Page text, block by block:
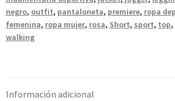
negro, outfit, pantaloneta, premiere, ropa
femenina, ropa mujer, rosa, Short, sport, top,
walking
Información adicional